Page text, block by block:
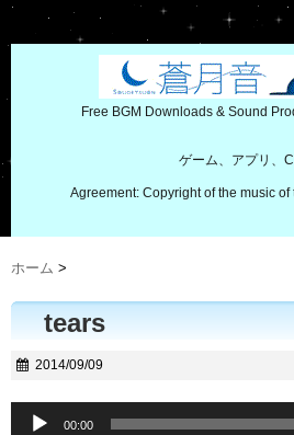
Free BGM Downloads & Sound
ゲーム、アプリ、
Agreement: Copyright of the music
ホーム >
tears
2014/09/09
00:00